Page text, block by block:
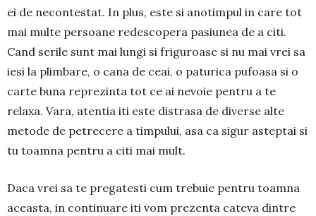
ei de necontestat. In plus, este si anotimpul in care tot
mai multe persoane redescopera pasiunea de a citi.
Cand serile sunt mai lungi si friguroase si nu mai vrei sa
iesi la plimbare, o cana de ceai, o paturica pufoasa si o
carte buna reprezinta tot ce ai nevoie pentru a te
relaxa. Vara, atentia iti este distrasa de diverse alte
metode de petrecere a timpului, asa ca sigur asteptai si
tu toamna pentru a citi mai mult.
Daca vrei sa te pregatesti cum trebuie pentru toamna
aceasta, in continuare iti vom prezenta cateva dintre